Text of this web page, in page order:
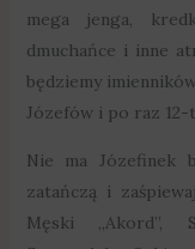
mega jenga,
dmuchańce i inne
będziemy
Józefów i po raz 12-
Nie ma Józefinek
zatańczą i
Męski „Akord”,